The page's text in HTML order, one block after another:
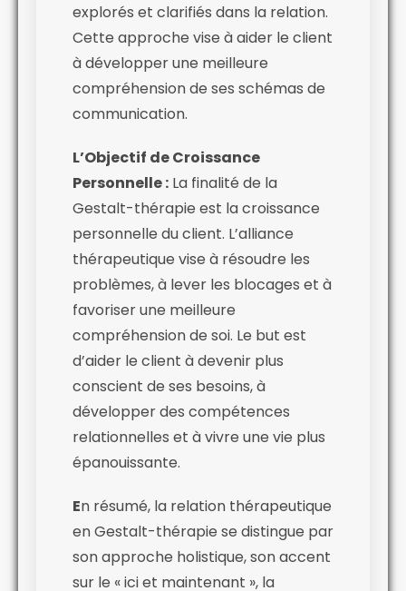
explorés et clarifiés dans la relation.
Cette approche vise à aider le client
à développer une meilleure
compréhension de ses schémas de
communication.
L’Objectif de Croissance
Personnelle : La finalité de la
Gestalt-thérapie est la croissance
personnelle du client. L’alliance
thérapeutique vise à résoudre les
problèmes, à lever les blocages et à
favoriser une meilleure
compréhension de soi. Le but est
d’aider le client à devenir plus
conscient de ses besoins, à
développer des compétences
relationnelles et à vivre une vie plus
épanouissante.
En résumé, la relation thérapeutique
en Gestalt-thérapie se distingue par
son approche holistique, son accent
sur le « ici et maintenant », la